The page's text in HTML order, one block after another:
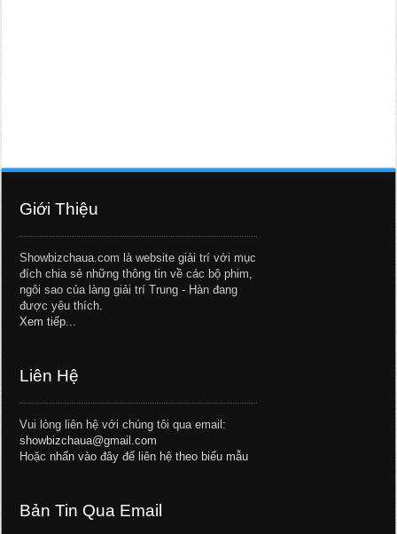
Giới Thiệu
Showbizchaua.com là website giải trí với mục
đích chia sẻ những thông tin về các bộ phim,
ngôi sao của làng giải trí Trung - Hàn đang
được yêu thích.
Xem tiếp...
Liên Hệ
Vui lòng liên hệ với chúng tôi qua email:
showbizchaua@gmail.com
Hoặc nhấn vào đây để liên hệ theo biểu mẫu
Bản Tin Qua Email